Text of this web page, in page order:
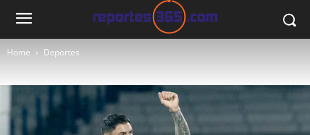
Home Deportes